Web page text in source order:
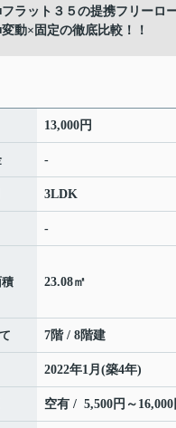
ラット３５の提携フリーロ
動×固定の徹底比較！！
13,000円
-
3LDK
-
23.08㎡
7階 / 8階建
2022年1月(築4年)
空有 / 5,500円～16,000